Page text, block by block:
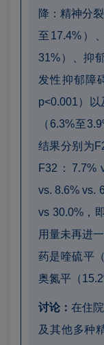
降：精神分
至17.4%）
31%）、抑
发性抑郁障
p<0.001）
（6.3%至
结果分别为
F32：7.7%
vs. 8.6% vs.
vs 30.0%，
用量未再进
药是喹硫平
奥氮平（
讨论： 在住
及其他多种